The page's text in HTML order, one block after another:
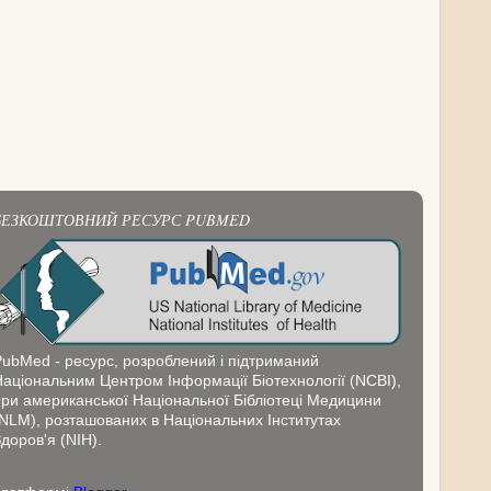
РЕСУРС PUBMED
- ресурс, розроблений і підтриманий
Центром Інформації Біотехнології (NCBI),
американської Національної Бібліотеці Медицини
розташованих в Національних Інститутах
(NIH).